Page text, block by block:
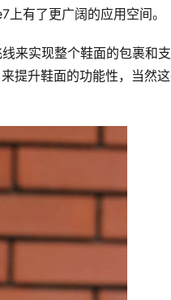
有了更广阔的应用空间。
来实现整个鞋面的包裹和
提升鞋面的功能性，当然